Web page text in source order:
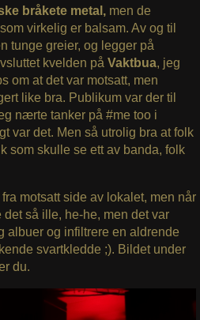
bråkete metal, men de
virkelig er balsam. Av og til
tunge greier, og legger på
kvelden på Vaktbua, jeg
om at det var motsatt, men
like bra. Publikum var der til
nærte tanker på #me too i
var det. Men så utrolig bra at folk
som skulle se ett av banda, folk
motsatt side av lokalet, men når
så ille, he-he, men det var
albuer og infiltrere en aldrende
svartkledde ;). Bildet under
du.